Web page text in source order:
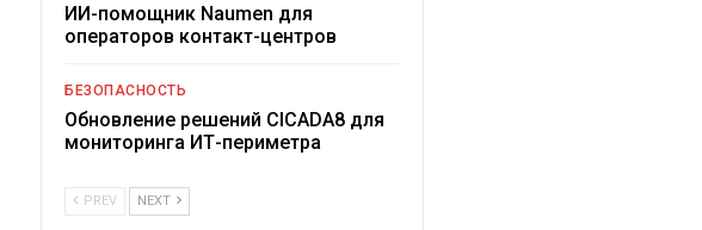
ИИ-помощник Naumen для
операторов контакт-центров
БЕЗОПАСНОСТЬ
Обновление решений CICADA8 для
мониторинга ИТ-периметра
PREV NEXT